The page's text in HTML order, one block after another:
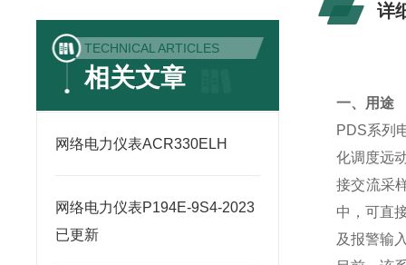
TECHNICAL ARTICLES
相关文章
网络电力仪表ACR330ELH
网络电力仪表P194E-9S4-2023
已更新
详
一、用途
PDS系列
化调度远
接交流采
中，可直
及报警输